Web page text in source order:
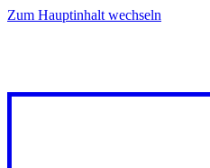
Zum Hauptinhalt wechseln